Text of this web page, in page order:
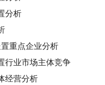
分析
重点企业分析
行业市场主体竞争
经营分析